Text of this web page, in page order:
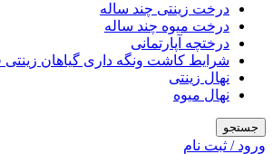
درخت زینتی چند ساله
درخت میوه چند ساله
درختچه آپارتمانی
شرایط کاشت ونگه داری گیاهان زینتی
نهال زینتی
نهال میوه
جستجو
ورود / ثبت نام